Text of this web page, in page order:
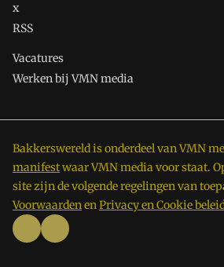
x
RSS
Vacatures
Werken bij VMN media
Bakkerswereld is onderdeel van VMN
manifestwaar VMN media voor staat.
site zijn de volgende regelingen van
VoorwaardenenPrivacy en Cookie